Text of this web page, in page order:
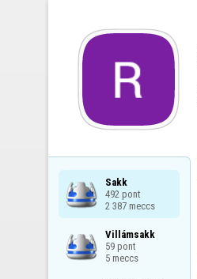
Sakk
492 pont
2 387 meccs
Villámsakk
59 pont
5 meccs